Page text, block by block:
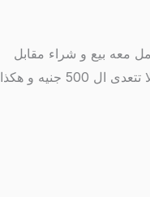
معه بيع و شراء مقابل
عمولة لك و لاحظ الا تتعدى عمولتك 5% حتى تجذب الزبائن و العملاء بمعنى اذا بعت شىء ب 10000 جنية فعمولتك يجب الا تتعدى ال 500 جنيه و هكذا